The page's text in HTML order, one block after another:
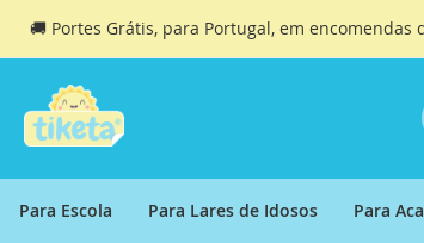
🚚 Portes Grátis, para Portugal, em encomendas
Ir
para
Conteúdo
Para Escola Para Lares de Idosos Para